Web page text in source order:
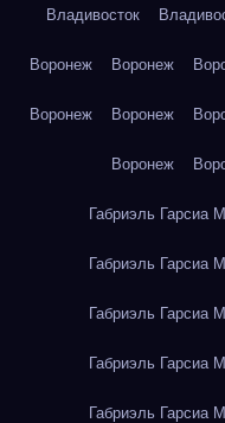
Владивосток
Воронеж Воронеж
Воронеж Воронеж
Воронеж
Габриэль Гарсиа
Габриэль Гарсиа
Габриэль Гарсиа
Габриэль Гарсиа
Габриэль Гарсиа